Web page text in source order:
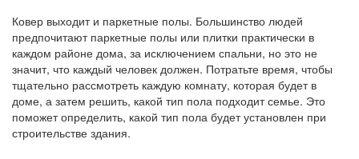
Ковер выходит и паркетные полы. Большинство людей
предпочитают паркетные полы или плитки практически в
каждом районе дома, за исключением спальни, но это не
значит, что каждый человек должен. Потратьте время, чтобы
тщательно рассмотреть каждую комнату, которая будет в
доме, а затем решить, какой тип пола подходит семье. Это
поможет определить, какой тип пола будет установлен при
строительстве здания.